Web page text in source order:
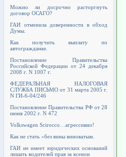
Можно ли досрочно расторгнуть
договор ОСАГО?
ГАИ отменила доверенности в обход
Думы.
Как получить выплату по
автогражданке.
Постановление Правительства
Российской Федерации от 24 декабря
2008 г. N 1007 г.
ФЕДЕРАЛЬНАЯ НАЛОГОВАЯ
СЛУЖБА ПИСЬМО от 31 марта 2005 г.
N ГИ-6-04/246
Постановление Правительства РФ от 28
июня 2002 г. N 472
Volkswagen Scirocco…агрессивно!
Как не стать «без вины виноватым.
ГАИ не имеет юридических оснований
лишать водителей прав за ксенон